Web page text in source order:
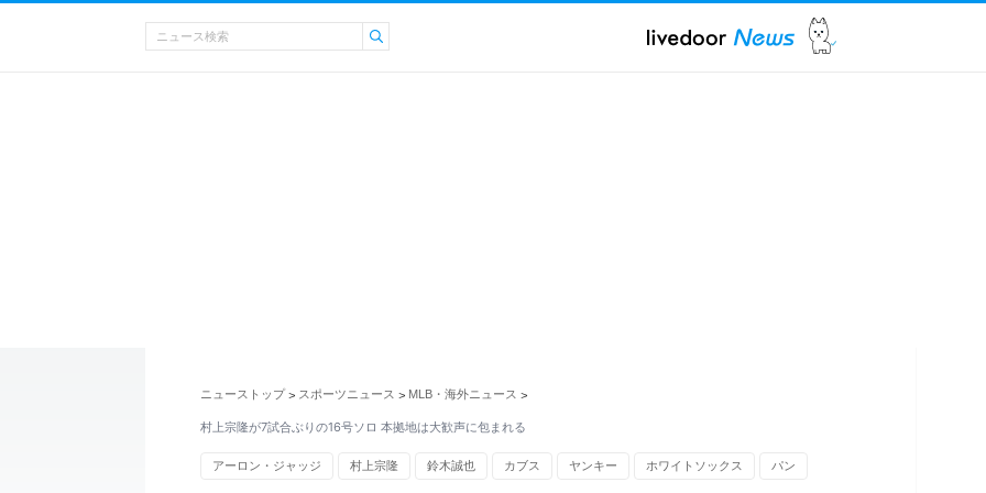
ニューストップ > スポーツニュース > MLB・海外ニュース >
村上宗隆が7試合ぶりの16号ソロ 本拠地は大歓声に包まれる
アーロン・ジャッジ 村上宗隆 鈴木誠也 カブス ヤンキー ホワイトソックス パン